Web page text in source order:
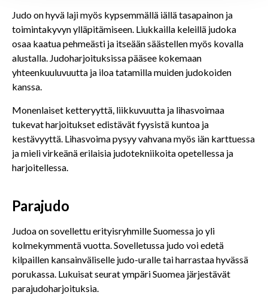
Judo on hyvä laji myös kypsemmällä iällä tasapainon ja
toimintakyvyn ylläpitämiseen. Liukkailla keleillä judoka
osaa kaatua pehmeästi ja itseään säästellen myös kovalla
alustalla. Judoharjoituksissa pääsee kokemaan
yhteenkuuluvuutta ja iloa tatamilla muiden judokoiden
kanssa.
Monenlaiset ketteryyttä, liikkuvuutta ja lihasvoimaa
tukevat harjoitukset edistävät fyysistä kuntoa ja
kestävyyttä. Lihasvoima pysyy vahvana myös iän karttuessa
ja mieli virkeänä erilaisia judotekniikoita opetellessa ja
harjoitellessa.
Parajudo
Judoa on sovellettu erityisryhmille Suomessa jo yli
kolmekymmentä vuotta. Sovelletussa judo voi edetä
kilpaillen kansainväliselle judo-uralle tai harrastaa hyvässä
porukassa. Lukuisat seurat ympäri Suomea järjestävät
parajudoharjoituksia.